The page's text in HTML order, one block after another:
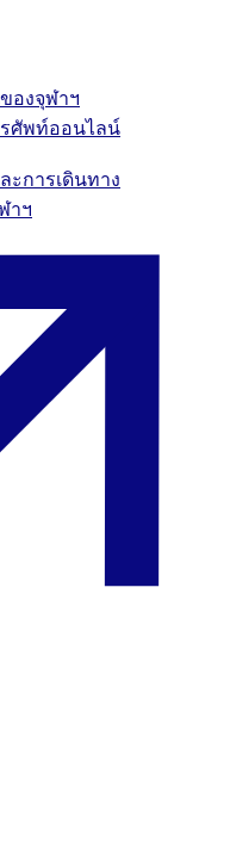
องจุฬาฯ
ศัพท์ออนไลน์
ะการเดินทาง
าฯ